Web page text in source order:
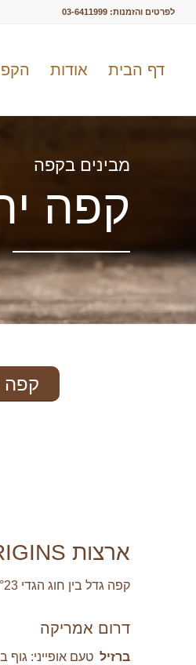
לפרטים והזמנות: 03-6411999
דף הבית אודות
מבינים בקפה
קפה
קפה
ארצות ORIGINS
קפה גדל בין חוג הגדי °23 מתחת קו המשווה לחוג הסרטן °23 מעל לקו המשווה
דרום אמריקה
ברזילטעם אופייני: גוף